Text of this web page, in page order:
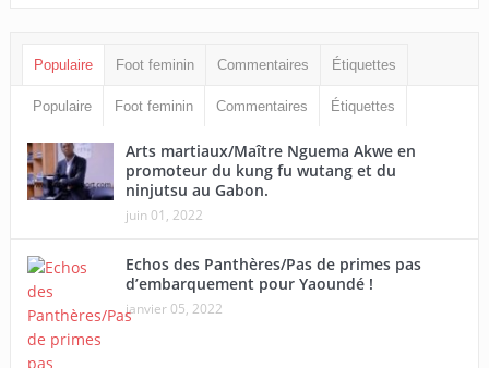
Populaire Foot feminin Commentaires Étiquettes
Populaire Foot feminin Commentaires Étiquettes
Arts martiaux/Maître Nguema Akwe en
promoteur du kung fu wutang et du
ninjutsu au Gabon.
juin 01, 2022
Echos des Panthères/Pas de primes pas
d’embarquement pour Yaoundé !
janvier 05, 2022